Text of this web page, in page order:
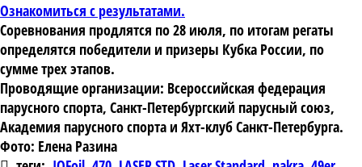
Ознакомиться с результатами.
Соревнования продлятся по 28 июля, по итогам регаты
определятся победители и призеры Кубка России, по
сумме трех этапов.
Проводящие организации: Всероссийская федерация
парусного спорта, Санкт-Петербургский парусный союз,
Академия парусного спорта и Яхт-клуб Санкт-Петербурга.
Фото: Елена Разина